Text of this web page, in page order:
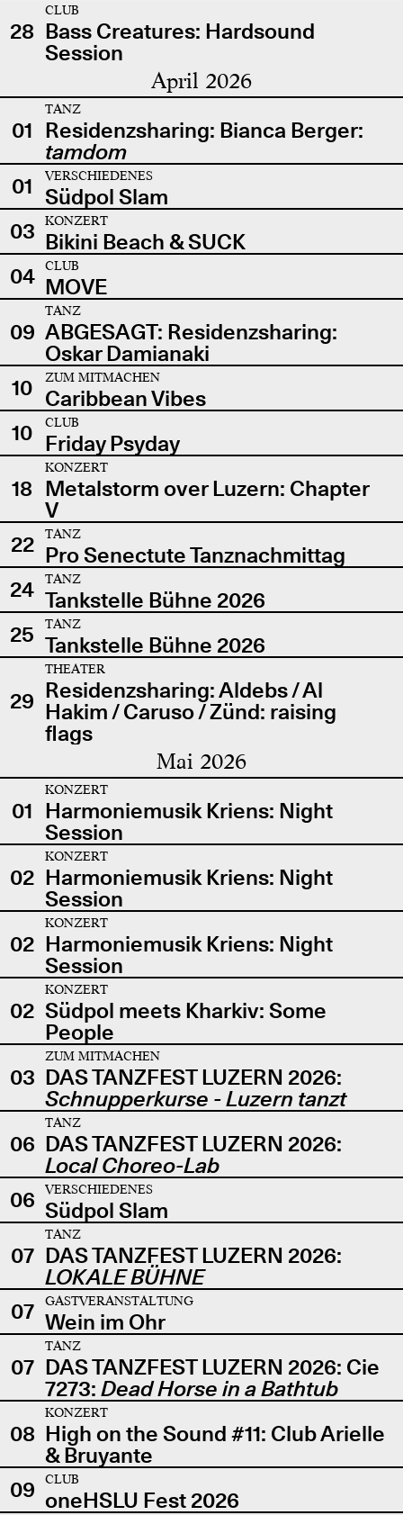
28
CLUB
Bass Creatures: Hardsound
Session
April 2026
01
TANZ
Residenzsharing: Bianca Berger:
tamdom
01
VERSCHIEDENES
Südpol Slam
03
KONZERT
Bikini Beach & SUCK
04
CLUB
MOVE
09
TANZ
ABGESAGT: Residenzsharing:
Oskar Damianaki
10
ZUM MITMACHEN
Caribbean Vibes
10
CLUB
Friday Psyday
18
KONZERT
Metalstorm over Luzern: Chapter
V
22
TANZ
Pro Senectute Tanznachmittag
24
TANZ
Tankstelle Bühne 2026
25
TANZ
Tankstelle Bühne 2026
29
THEATER
Residenzsharing: Aldebs / Al
Hakim / Caruso / Zünd: raising
flags
Mai 2026
01
KONZERT
Harmoniemusik Kriens: Night
Session
02
KONZERT
Harmoniemusik Kriens: Night
Session
02
KONZERT
Harmoniemusik Kriens: Night
Session
02
KONZERT
Südpol meets Kharkiv: Some
People
03
ZUM MITMACHEN
DAS TANZFEST LUZERN 2026:
Schnupperkurse - Luzern tanzt
06
TANZ
DAS TANZFEST LUZERN 2026:
Local Choreo-Lab
06
VERSCHIEDENES
Südpol Slam
07
TANZ
DAS TANZFEST LUZERN 2026:
LOKALE BÜHNE
07
GASTVERANSTALTUNG
Wein im Ohr
07
TANZ
DAS TANZFEST LUZERN 2026: Cie
7273: Dead Horse in a Bathtub
08
KONZERT
High on the Sound #11: Club Arielle
& Bruyante
09
CLUB
oneHSLU Fest 2026